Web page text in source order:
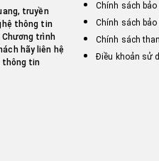
truyền
thông tin
trình
hãy liên hệ
thông tin
Chính sách
Chính sách bảo
Chính sách
Điều khoản sử